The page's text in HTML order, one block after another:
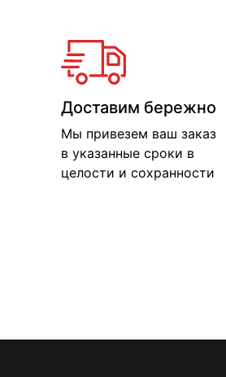
Доставим бережно
Мы привезем ваш заказ
в указанные сроки в
целости и сохранности